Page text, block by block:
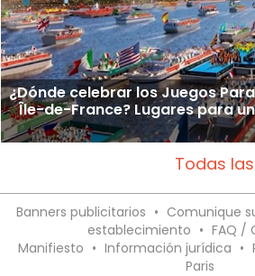
¿Dónde celebrar los Juegos
Île-de-France? Lugares para
Todas
Banners publicitarios • Comunique
establecimiento • FAQ /
Manifiesto • Información jurídica •
Paris